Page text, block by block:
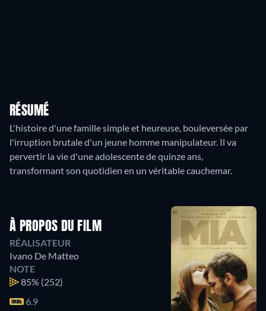
RÉSUMÉ
L'histoire d'une famille simple et heureuse, bouleversée par
l'irruption brutale d'un jeune homme manipulateur. Il va
pervertir la vie d'une adolescente de quinze ans,
À PROPOS DU FILM
RÉALISATEUR
Ivano De Matteo
NOTE
85% (252)
6.9